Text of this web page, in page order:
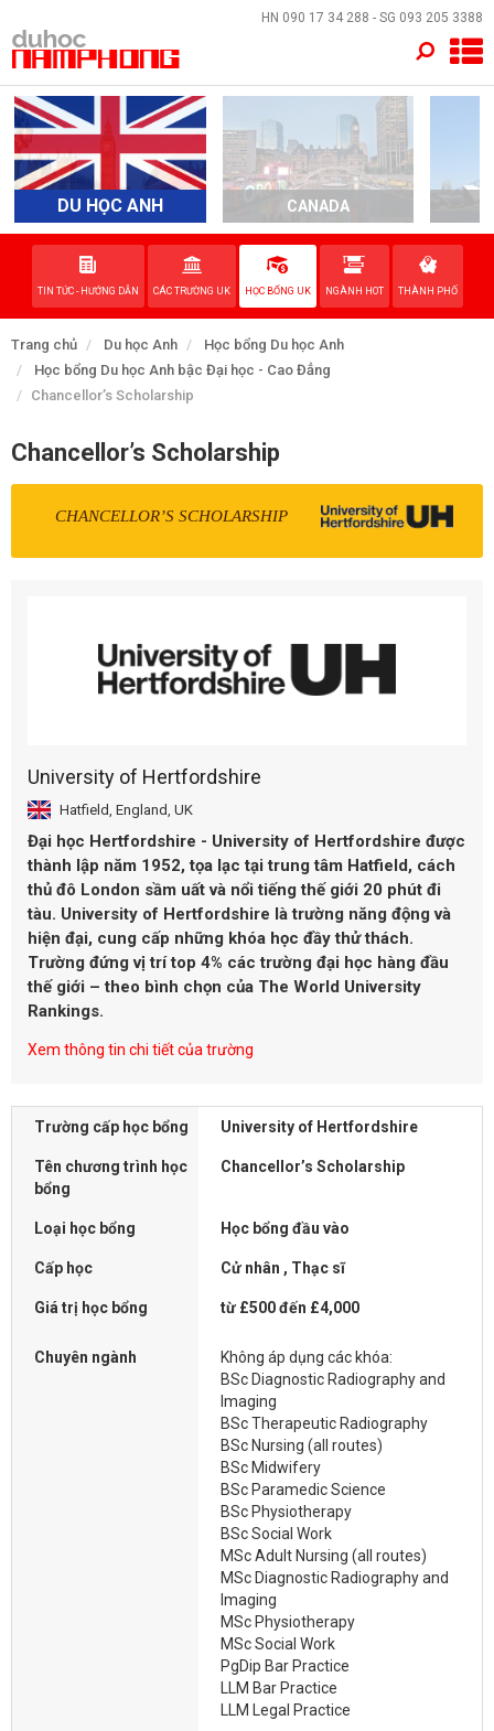
HN 090 17 34 288 - SG 093 205 3388
DU HỌC ANH CANADA
TIN TỨC - HƯỚNG DẪN CÁC TRƯỜNG UK HỌC BỔNG UK NGÀNH HOT THÀNH PHỐ
Trang chủ Du học Anh
Học bổng Du học Anh
Học bổng Du học Anh bậc Đại học - Cao Đẳng
Chancellor’s Scholarship
Chancellor’s Scholarship
CHANCELLOR’S SCHOLARSHIP
University of Hertfordshire
Hatfield, England, UK
Đại học Hertfordshire - University of Hertfordshire được
thành lập năm 1952, tọa lạc tại trung tâm Hatfield, cách
thủ đô London sầm uất và nổi tiếng thế giới 20 phút đi
tàu. University of Hertfordshire là trường năng động và
hiện đại, cung cấp những khóa học đầy thử thách.
Trường đứng vị trí top 4% các trường đại học hàng đầu
thế giới – theo bình chọn của The World University
Rankings.
Xem thông tin chi tiết của trường
Trường cấp học bổng University of Hertfordshire
Tên chương trình học
bổng
Chancellor’s Scholarship
Loại học bổng Học bổng đầu vào
Cấp học Cử nhân , Thạc sĩ
Giá trị học bổng từ £500 đến £4,000
Chuyên ngành
Không áp dụng các khóa:
BSc Diagnostic Radiography and
Imaging
BSc Therapeutic Radiography
BSc Nursing (all routes)
BSc Midwifery
BSc Paramedic Science
BSc Physiotherapy
BSc Social Work
MSc Adult Nursing (all routes)
MSc Diagnostic Radiography and
Imaging
MSc Physiotherapy
MSc Social Work
PgDip Bar Practice
LLM Bar Practice
LLM Legal Practice
×
TRANG CHỦ
QUỐC GIA
EVENTS
DỊCH VỤ
VỀ NAM PHONG
LIÊN HỆ